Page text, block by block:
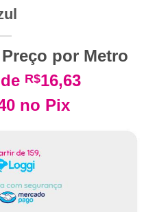
preço
atual
por Metro
R$16,63
no Pix